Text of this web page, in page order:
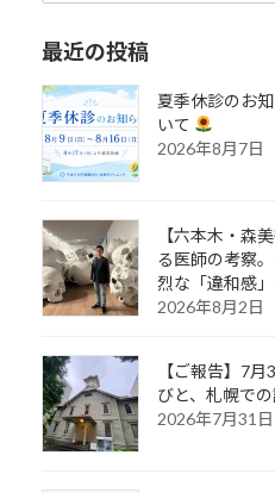
最近の投稿
夏季休診のお
いて
2026年8月7日
【六本木・森
る医師の考察
烈な「違和感
2026年8月2日
【ご報告】7
びと、札幌で
2026年7月31日